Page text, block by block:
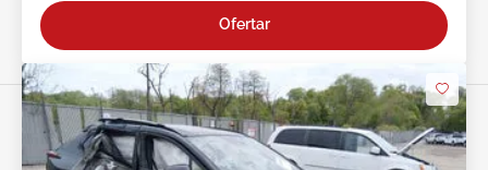
Ofertar